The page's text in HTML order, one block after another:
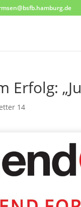
Erfolg:
14